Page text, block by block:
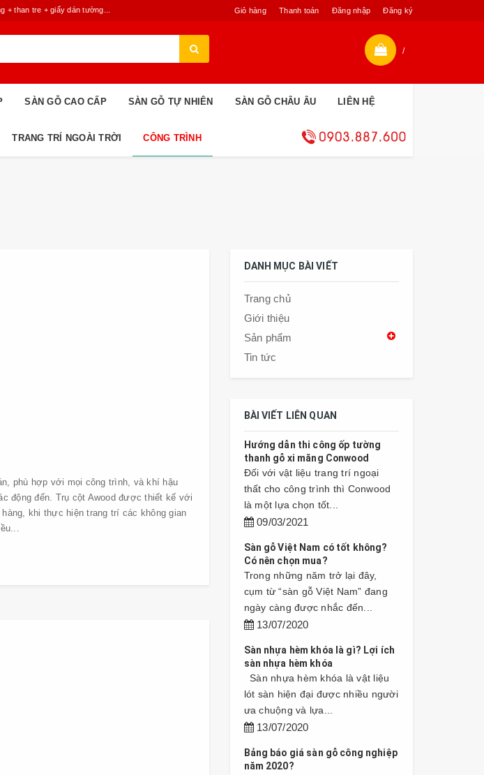
Giỏ hàng Thanh toán Đăng nhập Đăng ký
+ than tre + giấy dán tường...
/
SÀN GỖ CAO CẤP SÀN GỖ TỰ NHIÊN SÀN GỖ CHÂU ÂU LIÊN HỆ
TRANG TRÍ NGOÀI TRỜI CÔNG TRÌNH
phù hợp với mọi công trình, và khí hậu
động đến. Trụ cột Awood được thiết kế với
khi thực hiện trang trí các không gian
DANH MỤC BÀI VIẾT
Trang chủ
Giới thiệu
Sản phẩm
Tin tức
BÀI VIẾT LIÊN QUAN
Hướng dẫn thi công ốp tường
thanh gỗ xi măng Conwood
Đối với vật liệu trang trí ngoại
thất cho công trình thì Conwood
là một lựa chọn tốt...
09/03/2021
Sàn gỗ Việt Nam có tốt không?
Có nên chọn mua?
Trong những năm trở lại đây,
cụm từ “sàn gỗ Việt Nam” đang
ngày càng được nhắc đến...
13/07/2020
Sàn nhựa hèm khóa là gì? Lợi ích
sàn nhựa hèm khóa
Sàn nhựa hèm khóa là vật liệu
lót sàn hiện đại được nhiều người
ưa chuộng và lựa...
13/07/2020
Bảng báo giá sàn gỗ công nghiệp
năm 2020?